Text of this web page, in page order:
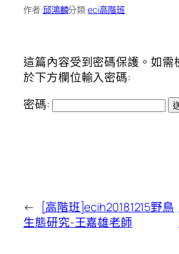
作者:邱鴻麟分類:eci高階班
這篇內容受到密碼保護。如需
於下方欄位輸入密碼:
密碼:
←
[高階班]ecih20181215野鳥
生態研究-王嘉雄老師